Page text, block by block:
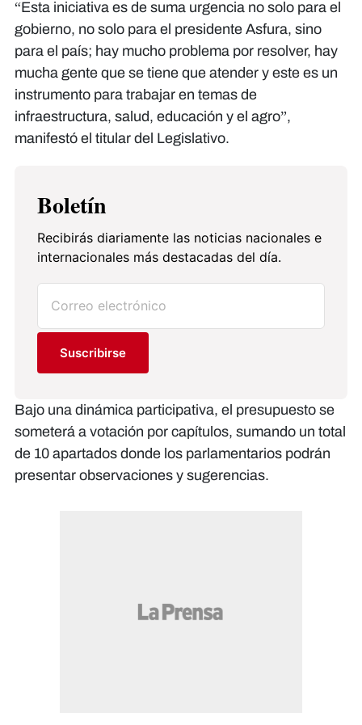
​“Esta iniciativa es de suma urgencia no solo para el
gobierno, no solo para el presidente Asfura, sino
para el país; hay mucho problema por resolver, hay
mucha gente que se tiene que atender y este es un
instrumento para trabajar en temas de
infraestructura, salud, educación y el agro”,
manifestó el titular del Legislativo.
Boletín
Recibirás diariamente las noticias nacionales e
internacionales más destacadas del día.
Suscribirse
Bajo una dinámica participativa, el presupuesto se
someterá a votación por capítulos, sumando un total
de 10 apartados donde los parlamentarios podrán
presentar observaciones y sugerencias.